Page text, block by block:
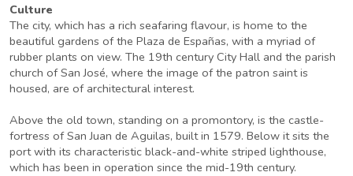
Culture
The city, which has a rich seafaring flavour, is home to the
beautiful gardens of the Plaza de Españas, with a myriad of
rubber plants on view. The 19th century City Hall and the parish
church of San José, where the image of the patron saint is
housed, are of architectural interest.
Above the old town, standing on a promontory, is the castle-
fortress of San Juan de Aguilas, built in 1579. Below it sits the
port with its characteristic black-and-white striped lighthouse,
which has been in operation since the mid-19th century.